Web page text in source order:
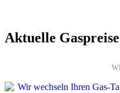
Aktuelle